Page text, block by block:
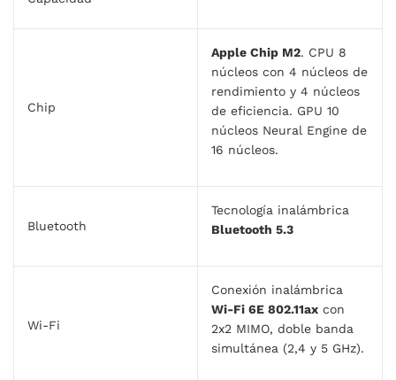
Chip
Apple Chip M2. CPU 8
núcleos con 4 núcleos de
rendimiento y 4 núcleos
de eficiencia. GPU 10
núcleos Neural Engine de
16 núcleos.
Bluetooth
Tecnología inalámbrica
Bluetooth 5.3
Wi-Fi
Conexión inalámbrica
Wi-Fi 6E 802.11ax con
2x2 MIMO, doble banda
simultánea (2,4 y 5 GHz).